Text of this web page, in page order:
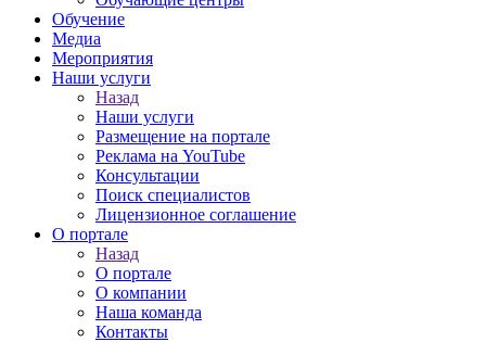
Обучение
Медиа
Мероприятия
Наши услуги
Назад
Наши услуги
Размещение на портале
Реклама на YouTube
Консультации
Поиск специалистов
Лицензионное соглашение
О портале
Назад
О портале
О компании
Наша команда
Контакты